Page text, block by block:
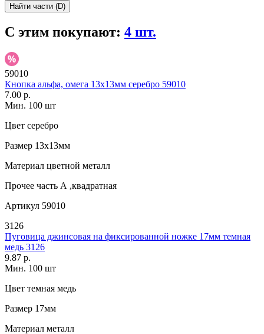
Найти части (D)
С этим покупают: 4 шт.
59010
Кнопка альфа, омега 13х13мм серебро 59010
7.00 р.
Мин. 100 шт
Цвет серебро
Размер 13х13мм
Материал цветной металл
Прочее часть А ,квадратная
Артикул 59010
3126
Пуговица джинсовая на фиксированной ножке 17мм темная
медь 3126
9.87 р.
Мин. 100 шт
Цвет темная медь
Размер 17мм
Материал металл